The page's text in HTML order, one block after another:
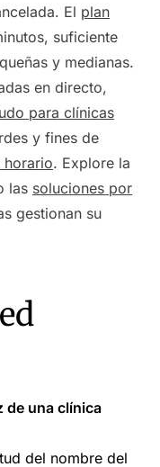
El plan
suficiente
y medianas.
en directo,
para clínicas
y fines de
horario. Explore la
las soluciones por
gestionan su
de una clínica
del nombre del